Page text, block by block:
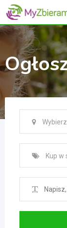
Skip
content
Kup w